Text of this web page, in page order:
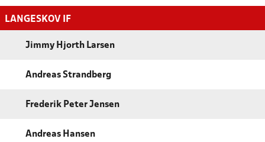
LANGESKOV IF
Jimmy Hjorth Larsen
Andreas Strandberg
Frederik Peter Jensen
Andreas Hansen